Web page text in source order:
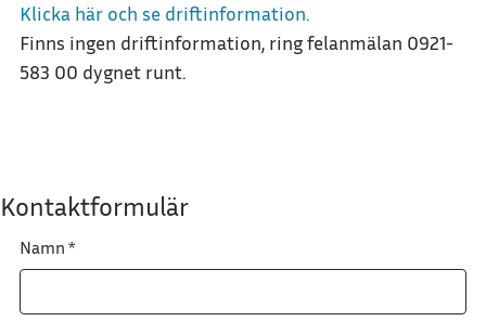
Klicka här och se driftinformation.
Finns ingen driftinformation, ring felanmälan 0921-
583 00 dygnet runt.
Kontaktformulär
Namn *